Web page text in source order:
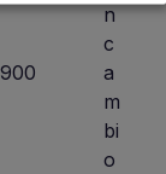
900
n
c
a
m
bi
o